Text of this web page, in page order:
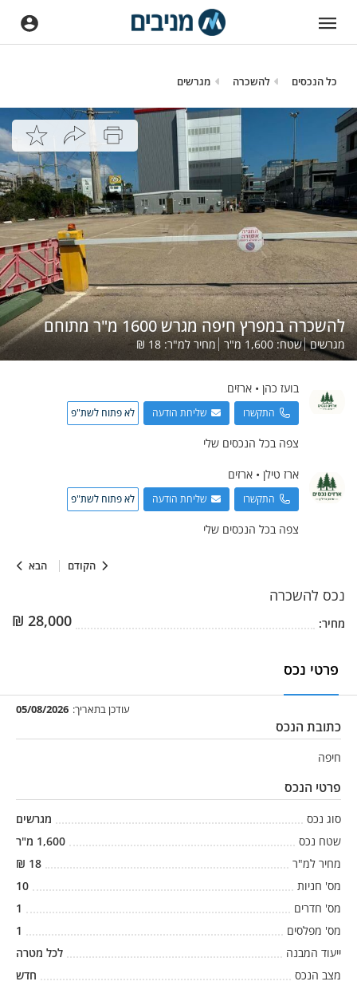
כל הנכסים להשכרה מגרשים
הקודם הבא
להשכרה במפרץ חיפה מגרש 1600 מ"ר מתוחם
מגרשים שטח:1,600 מ"ר מחיר למ"ר: 18
₪
בועז כהן • ארזים
התקשרו שליחת הודעה לא פתוח לשת"פ
צפה בכל הנכסים שלי
ארז טילן • ארזים
התקשרו שליחת הודעה לא פתוח לשת"פ
צפה בכל הנכסים שלי
נכס להשכרה
מחיר: 28,000
₪
פרטי נכס
עודכן בתאריך: 05/08/2026
כתובת הנכס
חיפה
פרטי הנכס
סוג נכס
מגרשים
שטח נכס
1,600 מ"ר
מחיר למ"ר
18
₪
מס' חניות
10
מס' חדרים
1
מס' מפלסים
1
ייעוד המבנה
לכל מטרה
מצב הנכס
חדש